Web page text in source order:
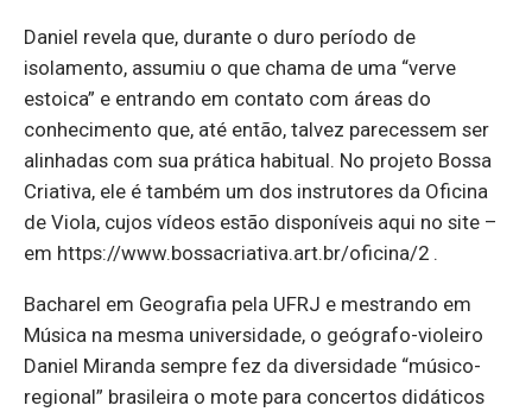
Daniel revela que, durante o duro período de
isolamento, assumiu o que chama de uma “verve
estoica” e entrando em contato com áreas do
conhecimento que, até então, talvez parecessem ser
alinhadas com sua prática habitual. No projeto Bossa
Criativa, ele é também um dos instrutores da Oficina
de Viola, cujos vídeos estão disponíveis aqui no site –
em https://www.bossacriativa.art.br/oficina/2 .
Bacharel em Geografia pela UFRJ e mestrando em
Música na mesma universidade, o geógrafo-violeiro
Daniel Miranda sempre fez da diversidade “músico-
regional” brasileira o mote para concertos didáticos